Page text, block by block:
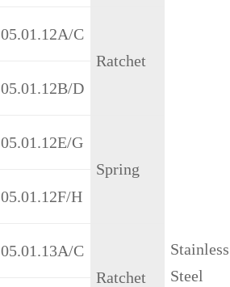
Stainless
Steel
05.01.12A/C
Ratchet
05.01.12B/D
05.01.12E/G
Spring
05.01.12F/H
05.01.13A/C
Ratchet